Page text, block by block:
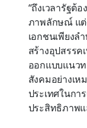
“ถึงเวลารัฐต้
ภาพลักษณ์ แต่
เอกชนเพียงล
สร้างอุปสรรค
ออกแบบแนว
สังคมอย่างเห
ประเทศในกา
ประสิทธิภาพแ